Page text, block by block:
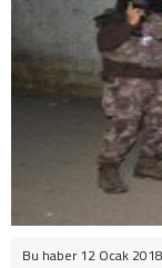
Bu haber 12 Ocak